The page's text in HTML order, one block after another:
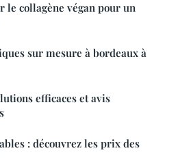
le collagène végan pour un
sur mesure à bordeaux à
efficaces et avis
: découvrez les prix des